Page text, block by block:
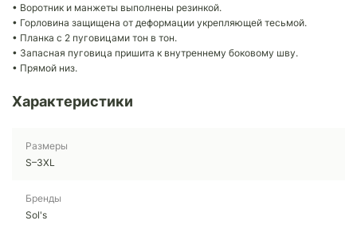
• Воротник и манжеты выполнены резинкой.
• Горловина защищена от деформации укрепляющей тесьмой.
• Планка с 2 пуговицами тон в тон.
• Запасная пуговица пришита к внутреннему боковому шву.
• Прямой низ.
Характеристики
Размеры
S–3XL
Бренды
Sol's